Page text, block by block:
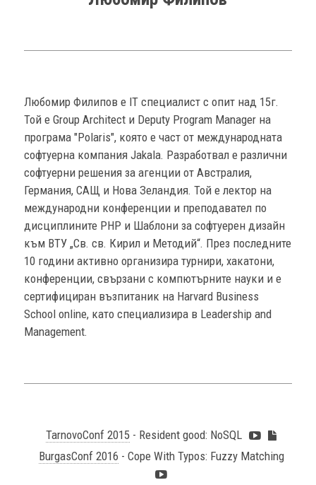
Любомир Филипов e IT специалист с опит над 15г.
Той е Group Architect и Deputy Program Manager на
програма "Polaris", която е част от международната
софтуерна компания Jakala. Разработвал е различни
софтуерни решения за агенции от Австралия,
Германия, САЩ и Нова Зеландия. Той е лектор на
международни конференции и преподавател по
дисциплините PHP и Шаблони за софтуерен дизайн
към ВТУ „Св. св. Кирил и Методий“. През последните
10 години активно организира турнири, хакатони,
конференции, свързани с компютърните науки и е
сертифициран възпитаник на Harvard Business
School online, като специализира в Leadership and
Management.
TarnovoConf 2015 - Resident good: NoSQL
BurgasConf 2016 - Cope With Typos: Fuzzy Matching